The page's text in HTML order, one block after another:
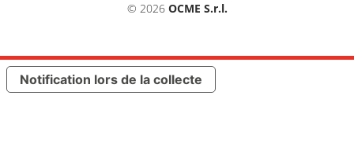
© 2026 OCME S.r.l.
Notification lors de la collecte